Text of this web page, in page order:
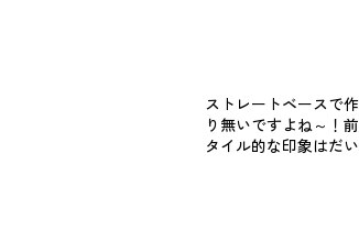
ストレートベースで
り無いですよね～！
タイル的な印象はだ